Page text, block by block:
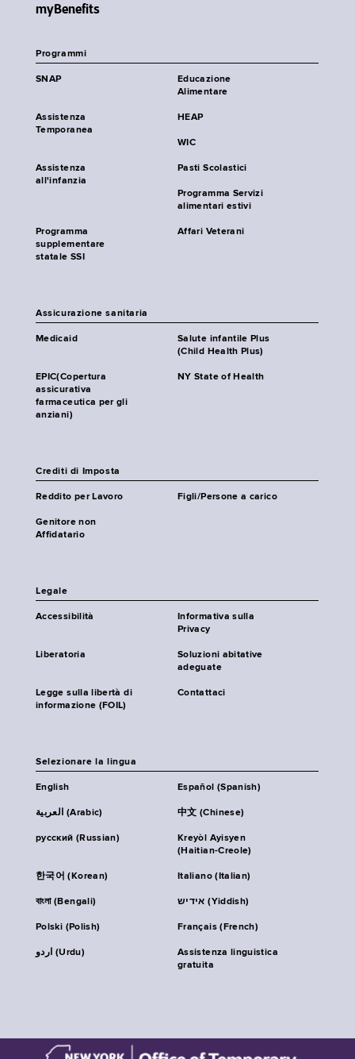
myBenefits
Programmi
SNAP
Educazione
Alimentare
Assistenza
Temporanea
HEAP
WIC
Assistenza
all'infanzia
Pasti Scolastici
Programma Servizi
alimentari estivi
Programma
supplementare
statale SSI
Affari Veterani
Assicurazione sanitaria
Medicaid
Salute infantile Plus
(Child Health Plus)
EPIC(Copertura
assicurativa
farmaceutica per gli
anziani)
NY State of Health
Crediti di Imposta
Reddito per Lavoro Figli/Persone a carico
Genitore non
Affidatario
Legale
Accessibilità
Informativa sulla
Privacy
Liberatoria
Soluzioni abitative
adeguate
Legge sulla libertà di
informazione (FOIL)
Contattaci
Selezionare la lingua
English Español (Spanish)
العربية (Arabic) 中文 (Chinese)
русский (Russian)
Kreyòl Ayisyen
(Haitian-Creole)
한국어 (Korean) Italiano (Italian)
বাংলা (Bengali) אידיש (Yiddish)
Polski (Polish) Français (French)
اردو (Urdu)
Assistenza linguistica
gratuita